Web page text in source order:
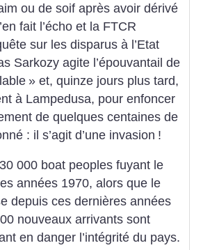
ou de soif après avoir dérivé
fait l’écho et la FTCR
sur les disparus à l’Etat
Sarkozy agite l’épouvantail de
» et, quinze jours plus tard,
à Lampedusa, pour enfoncer
de quelques centaines de
: il s’agit d’une invasion !
000 boat peoples fuyant le
années 1970, alors que le
depuis ces dernières années
nouveaux arrivants sont
en danger l’intégrité du pays.